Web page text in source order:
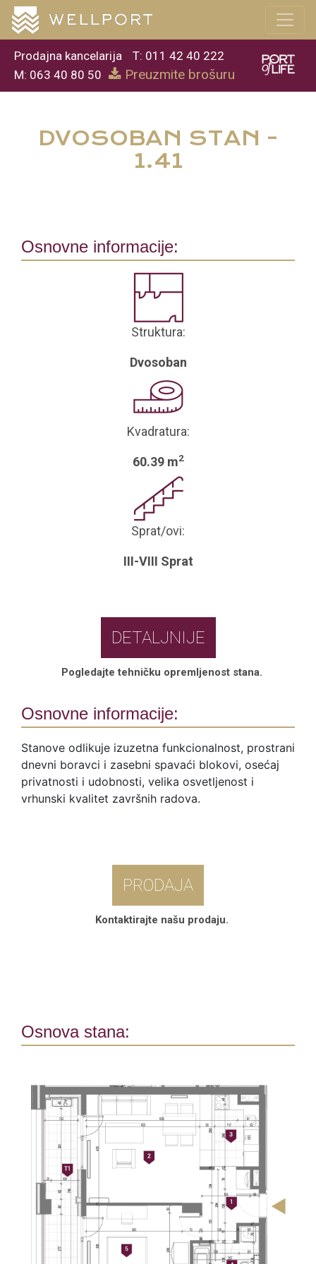
Prodajna kancelarija
T: 011 42 40 222
M: 063 40 80 50
Preuzmite brošuru
DVOSOBAN STAN -
1.41
Osnovne informacije:
Struktura:
Dvosoban
Kvadratura:
60.39 m2
Sprat/ovi:
III-VIII Sprat
DETALJNIJE
Pogledajte tehničku opremljenost stana.
Osnovne informacije:
Stanove odlikuje izuzetna funkcionalnost, prostrani
dnevni boravci i zasebni spavaći blokovi, osećaj
privatnosti i udobnosti, velika osvetljenost i
vrhunski kvalitet završnih radova.
PRODAJA
Kontaktirajte našu prodaju.
Osnova stana: